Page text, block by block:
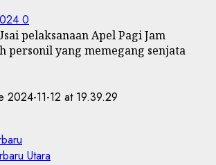
0
pelaksanaan Apel Pagi Jam
personil yang memegang senjata
Utara